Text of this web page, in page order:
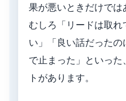
果が悪いときだけでは
むしろ「リードは取
い」「良い話だった
で止まった」といった
トがあります。